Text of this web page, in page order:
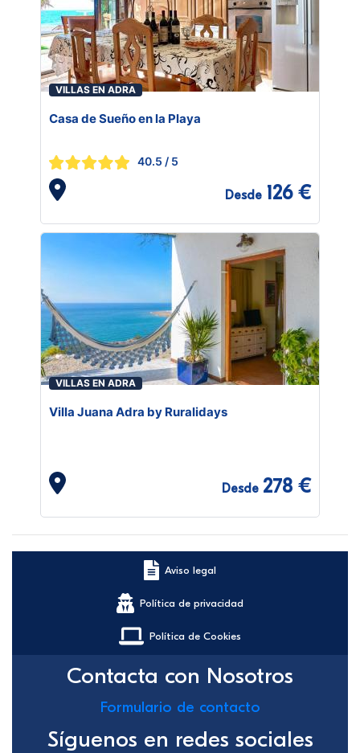
VILLAS EN ADRA
Casa de Sueño en la Playa
40.5 / 5
Desde 126 €
VILLAS EN ADRA
Villa Juana Adra by Ruralidays
Desde 278 €
Aviso legal
Política de privacidad
Política de Cookies
Contacta con Nosotros
Formulario de contacto
Síguenos en redes sociales